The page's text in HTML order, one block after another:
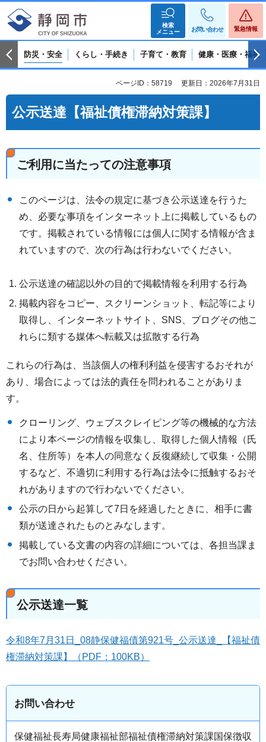
検索
メニュー
お問い合わせ 緊急情報
防災・安全 くらし・手続き 子育て・教育 健康・医療・福祉
ページID：58719 更新日：2026年7月31日
公示送達【福祉債権滞納対策課】
ご利用に当たっての注意事項
このページは、法令の規定に基づき公示送達を行うた
め、必要な事項をインターネット上に掲載しているもの
です。掲載されている情報には個人に関する情報が含ま
れていますので、次の行為は行わないでください。
公示送達の確認以外の目的で掲載情報を利用する行為
掲載内容をコピー、スクリーンショット、転記等により
取得し、インターネットサイト、SNS、ブログその他こ
れらに類する媒体へ転載又は拡散する行為
これらの行為は、当該個人の権利利益を侵害するおそれが
あり、場合によっては法的責任を問われることがありま
す。
クローリング、ウェブスクレイピング等の機械的な方法
により本ページの情報を収集し、取得した個人情報（氏
名、住所等）を本人の同意なく反復継続して収集・公開
するなど、不適切に利用する行為は法令に抵触するおそ
れがありますので行わないでください。
公示の日から起算して7日を経過したときに、相手に書
類が送達されたものとみなします。
掲載している文書の内容の詳細については、各担当課ま
でお問い合わせください。
公示送達一覧
令和8年7月31日_08静保健福債第921号_公示送達_【福祉債
権滞納対策課】（PDF：100KB）
お問い合わせ
保健福祉長寿局健康福祉部福祉債権滞納対策課国保徴収